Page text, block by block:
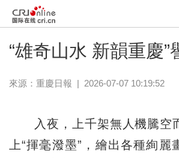
“雄奇山水 新韻重慶”
來源： 重慶日報 | 2026-07-07 10:19:52
入夜，上千架無人機騰空
上“揮毫潑墨”，繪出各種絢麗